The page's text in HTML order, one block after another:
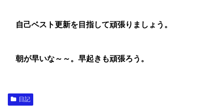
自己ベスト更新を目指して頑張りましょう。
朝が早いな～～。早起きも頑張ろう。
日記